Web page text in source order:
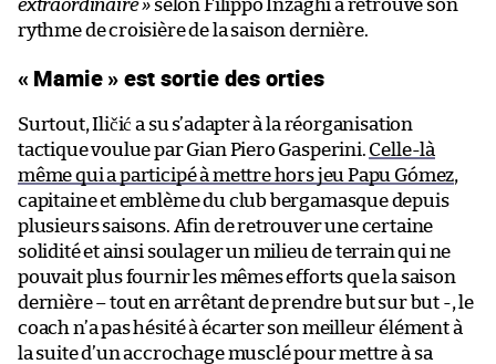
extraordinaire » selon Filippo Inzaghi a retrouvé son
rythme de croisière de la saison dernière.
« Mamie » est sortie des orties
Surtout, Iličić a su s’adapter à la réorganisation
tactique voulue par Gian Piero Gasperini. Celle-là
même qui a participé à mettre hors jeu Papu Gómez,
capitaine et emblème du club bergamasque depuis
plusieurs saisons. Afin de retrouver une certaine
solidité et ainsi soulager un milieu de terrain qui ne
pouvait plus fournir les mêmes efforts que la saison
dernière – tout en arrêtant de prendre but sur but -, le
coach n’a pas hésité à écarter son meilleur élément à
la suite d’un accrochage musclé pour mettre à sa